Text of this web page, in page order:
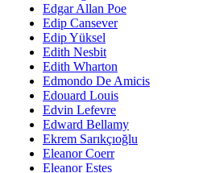
Edgar Allan Poe
Edip Cansever
Edip Yüksel
Edith Nesbit
Edith Wharton
Edmondo De Amicis
Edouard Louis
Edvin Lefevre
Edward Bellamy
Ekrem Sarıkçıoğlu
Eleanor Coerr
Eleanor Estes